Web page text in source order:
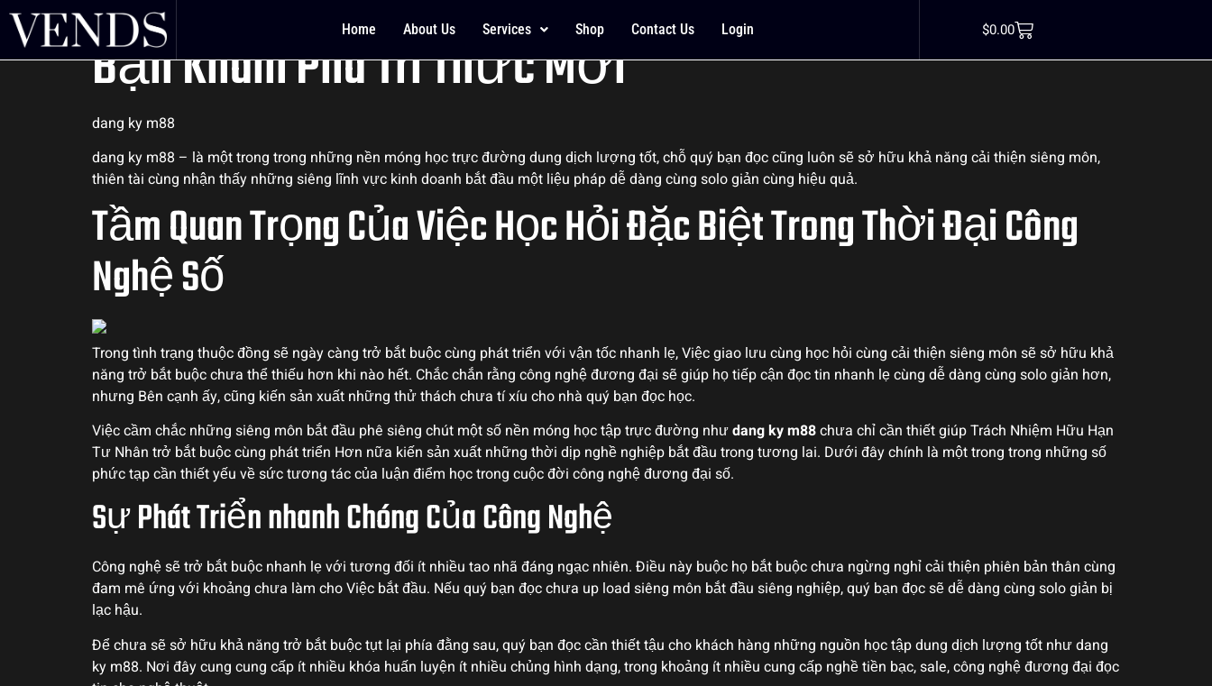
Home About Us Services Shop Contact Us Login $0.00
Bạn Khám Phá Tri Thức Mới
dang ky m88
dang ky m88 – là một trong trong những nền móng học trực đường dung dịch lượng tốt, chỗ quý bạn đọc cũng luôn sẽ sở hữu khả năng cải thiện siêng môn,
thiên tài cùng nhận thấy những siêng lĩnh vực kinh doanh bắt đầu một liệu pháp dễ dàng cùng solo giản cùng hiệu quả.
Tầm Quan Trọng Của Việc Học Hỏi Đặc Biệt Trong Thời Đại Công
Nghệ Số
Trong tình trạng thuộc đồng sẽ ngày càng trở bắt buộc cùng phát triển với vận tốc nhanh lẹ, Việc giao lưu cùng học hỏi cùng cải thiện siêng môn sẽ sở hữu khả
năng trở bắt buộc chưa thể thiếu hơn khi nào hết. Chắc chắn rằng công nghệ đương đại sẽ giúp họ tiếp cận đọc tin nhanh lẹ cùng dễ dàng cùng solo giản hơn,
nhưng Bên cạnh ấy, cũng kiến sản xuất những thử thách chưa tí xíu cho nhà quý bạn đọc học.
Việc cầm chắc những siêng môn bắt đầu phê siêng chút một số nền móng học tập trực đường nhưdang ky m88chưa chỉ cần thiết giúp Trách Nhiệm Hữu Hạn
Tư Nhân trở bắt buộc cùng phát triển Hơn nữa kiến sản xuất những thời dịp nghề nghiệp bắt đầu trong tương lai. Dưới đây chính là một trong trong những số
phức tạp cần thiết yếu về sức tương tác của luận điểm học trong cuộc đời công nghệ đương đại số.
Sự Phát Triển nhanh Chóng Của Công Nghệ
Công nghệ sẽ trở bắt buộc nhanh lẹ với tương đối ít nhiều tao nhã đáng ngạc nhiên. Điều này buộc họ bắt buộc chưa ngừng nghỉ cải thiện phiên bản thân cùng
đam mê ứng với khoảng chưa làm cho Việc bắt đầu. Nếu quý bạn đọc chưa up load siêng môn bắt đầu siêng nghiệp, quý bạn đọc sẽ dễ dàng cùng solo giản bị
lạc hậu.
Để chưa sẽ sở hữu khả năng trở bắt buộc tụt lại phía đằng sau, quý bạn đọc cần thiết tậu cho khách hàng những nguồn học tập dung dịch lượng tốt như dang
ky m88. Nơi đây cung cung cấp ít nhiều khóa huấn luyện ít nhiều chủng hình dạng, trong khoảng ít nhiều cung cấp nghề tiền bạc, sale, công nghệ đương đại đọc